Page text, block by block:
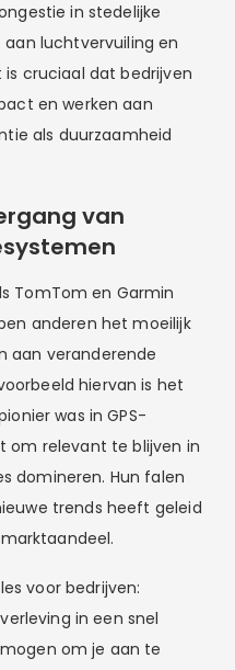
in stedelijke
luchtvervuiling en
cruciaal dat bedrijven
en werken aan
als duurzaamheid
van
TomTom en Garmin
anderen het moeilijk
aan veranderende
hiervan is het
was in GPS-
om relevant te blijven in
domineren. Hun falen
trends heeft geleid
voor bedrijven:
in een snel
om je aan te